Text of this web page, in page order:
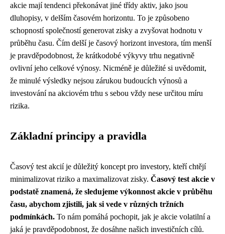
akcie mají tendenci překonávat jiné třídy aktiv, jako jsou
dluhopisy, v delším časovém horizontu. To je způsobeno
schopností společností generovat zisky a zvyšovat hodnotu v
průběhu času. Čím delší je časový horizont investora, tím menší
je pravděpodobnost, že krátkodobé výkyvy trhu negativně
ovlivní jeho celkové výnosy. Nicméně je důležité si uvědomit,
že minulé výsledky nejsou zárukou budoucích výnosů a
investování na akciovém trhu s sebou vždy nese určitou míru
rizika.
Základní principy a pravidla
Časový test akcií je důležitý koncept pro investory, kteří chtějí
minimalizovat riziko a maximalizovat zisky. Časový test akcie v
podstatě znamená, že sledujeme výkonnost akcie v průběhu
času, abychom zjistili, jak si vede v různých tržních
podmínkách. To nám pomáhá pochopit, jak je akcie volatilní a
jaká je pravděpodobnost, že dosáhne našich investičních cílů.